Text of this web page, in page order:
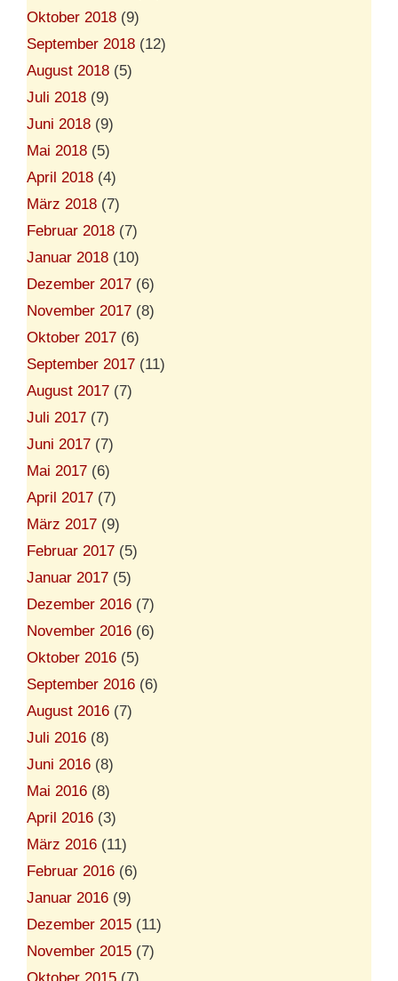
Oktober 2018 (9)
September 2018 (12)
August 2018 (5)
Juli 2018 (9)
Juni 2018 (9)
Mai 2018 (5)
April 2018 (4)
März 2018 (7)
Februar 2018 (7)
Januar 2018 (10)
Dezember 2017 (6)
November 2017 (8)
Oktober 2017 (6)
September 2017 (11)
August 2017 (7)
Juli 2017 (7)
Juni 2017 (7)
Mai 2017 (6)
April 2017 (7)
März 2017 (9)
Februar 2017 (5)
Januar 2017 (5)
Dezember 2016 (7)
November 2016 (6)
Oktober 2016 (5)
September 2016 (6)
August 2016 (7)
Juli 2016 (8)
Juni 2016 (8)
Mai 2016 (8)
April 2016 (3)
März 2016 (11)
Februar 2016 (6)
Januar 2016 (9)
Dezember 2015 (11)
November 2015 (7)